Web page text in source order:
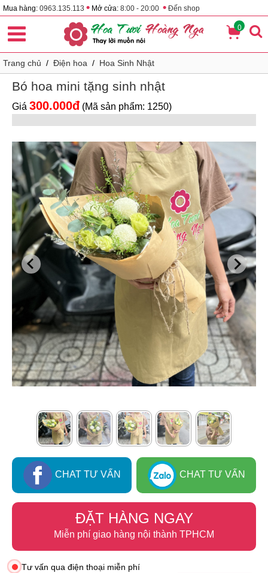
Mua hàng: 0963.135.113 • Mở cửa: 8:00 - 20:00 • Đến shop
0
Trang chủ / Điện hoa / Hoa Sinh Nhật
Bó hoa mini tặng sinh nhật
Giá 300.000đ (Mã sản phẩm: 1250)
CHAT TƯ VẤN CHAT TƯ VẤN
ĐẶT HÀNG NGAY
Miễn phí giao hàng nội thành TPHCM
Tư vấn qua điện thoại miễn phí